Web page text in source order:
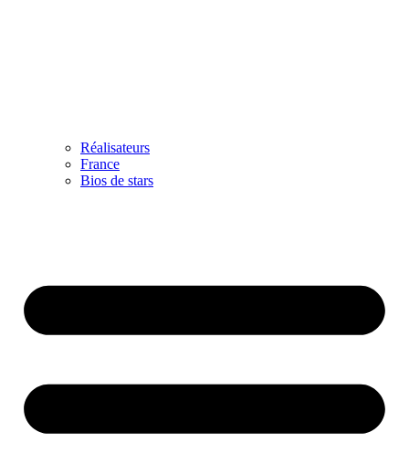
Réalisateurs
France
Bios de stars